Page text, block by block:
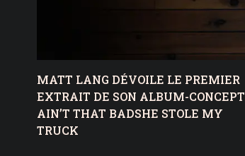
MATT LANG DÉVOILE LE PREMIER
EXTRAIT DE SON ALBUM-CONCEPT
AIN’T THAT BADSHE STOLE MY
TRUCK